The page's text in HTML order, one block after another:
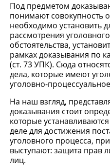
Под предметом
понимают совокупность
необходимо установить
рассмотрения
обстоятельства,
рамках доказывания по
(ст. 73 УПК). Сюда
дела, которые имеют
уголовно-
На наш взгляд,
доказывания стоит
которые
деле для достижения
уголовного процесса,
выступают: защита прав
лиц.